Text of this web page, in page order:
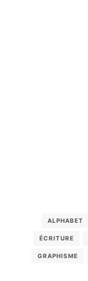
ALPHABET
ÉCRITURE
GRAPHISME